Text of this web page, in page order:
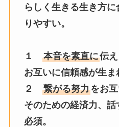
らしく生きる生き方
りやすい。
１ 本音を素直に伝
お互いに信頼感が生ま
２ 繋がる努力をお
そのための経済力、
必須。